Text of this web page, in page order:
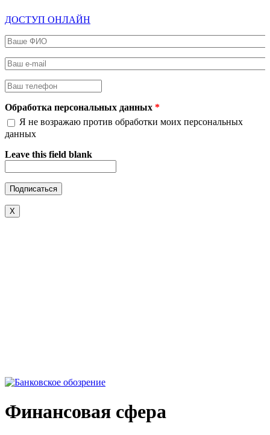
ДОСТУП ОНЛАЙН
Ваше ФИО
Ваш e-mail
Ваш телефон
Обработка персональных данных *
Я не возражаю против обработки моих персональных
данных
Leave this field blank
X
Финансовая сфера